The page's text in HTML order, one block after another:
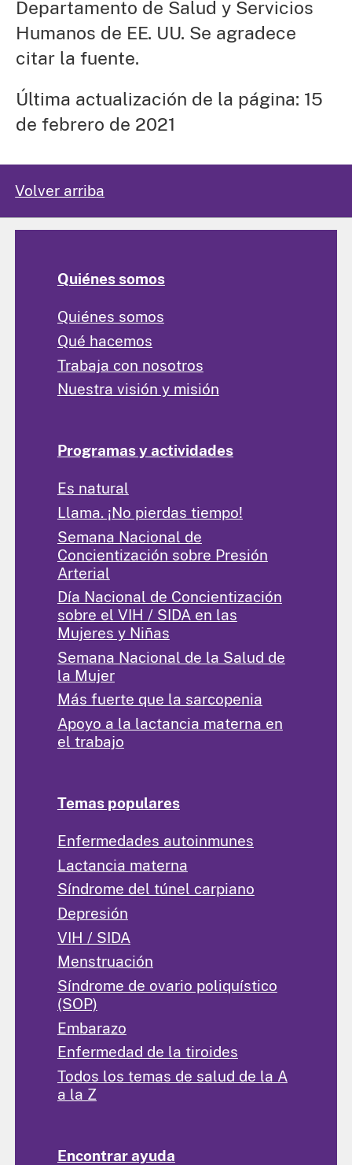
Departamento de Salud y Servicios
Humanos de EE. UU. Se agradece
citar la fuente.
Última actualización de la página: 15
de febrero de 2021
Volver arriba
Quiénes somos
Quiénes somos
Qué hacemos
Trabaja con nosotros
Nuestra visión y misión
Programas y actividades
Es natural
Llama. ¡No pierdas tiempo!
Semana Nacional de
Concientización sobre Presión
Arterial
Día Nacional de Concientización
sobre el VIH / SIDA en las
Mujeres y Niñas
Semana Nacional de la Salud de
la Mujer
Más fuerte que la sarcopenia
Apoyo a la lactancia materna en
el trabajo
Temas populares
Enfermedades autoinmunes
Lactancia materna
Síndrome del túnel carpiano
Depresión
VIH / SIDA
Menstruación
Síndrome de ovario poliquístico
(SOP)
Embarazo
Enfermedad de la tiroides
Todos los temas de salud de la A
a la Z
Encontrar ayuda